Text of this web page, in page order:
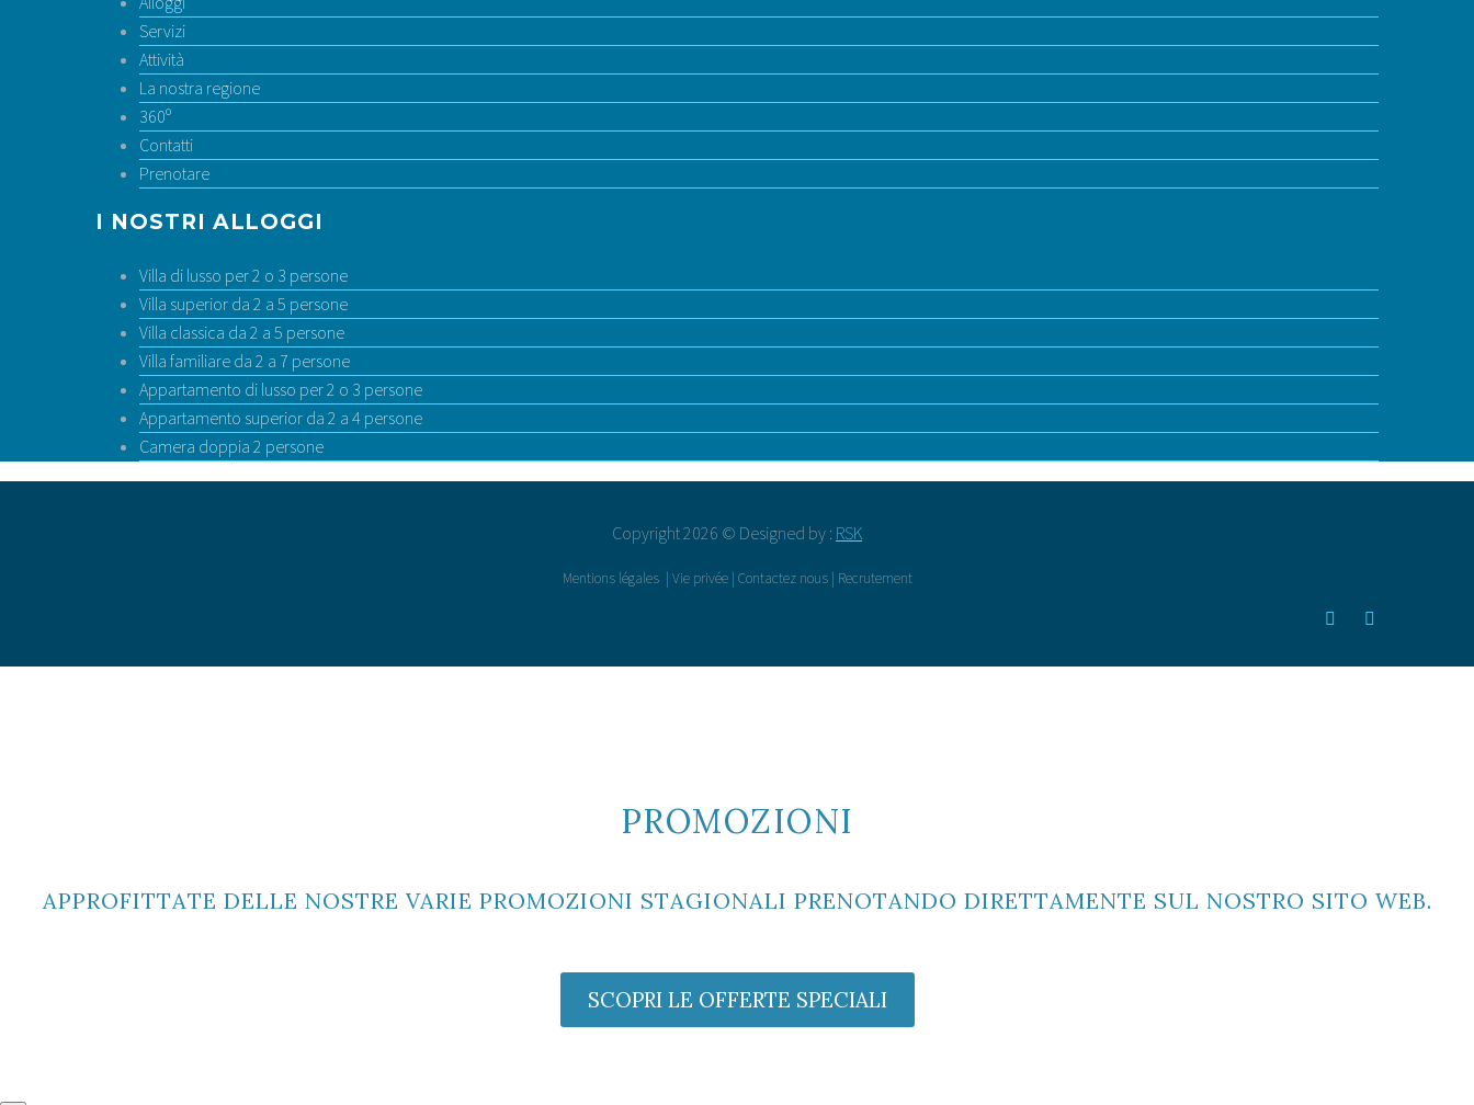
Servizi
Attività
La nostra regione
360º
Contatti
Prenotare
I NOSTRI ALLOGGI
Villa di lusso per 2 o 3 persone
Villa superior da 2 a 5 persone
Villa classica da 2 a 5 persone
Villa familiare da 2 a 7 persone
Appartamento di lusso per 2 o 3 persone
Appartamento superior da 2 a 4 persone
Camera doppia 2 persone
Copyright 2026 © Designed by : RSK
Mentions légales Vie privée Contactez nous Recrutement
PROMOZIONI
APPROFITTATE DELLE NOSTRE VARIE PROMOZIONI STAGIONALI PRENOTANDO DIRETTAMENTE SUL NOSTRO SITO WEB.
SCOPRI LE OFFERTE SPECIALI